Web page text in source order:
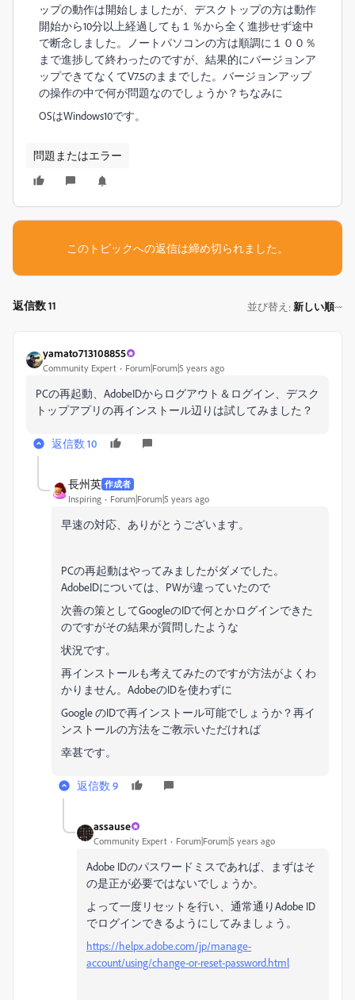
ップの動作は開始しましたが、デスクトップの方は動作
開始から10分以上経過しても １％から全く進捗せず途中
で断念しました。ノートパソコンの方は順調に１００％
まで進捗して終わったのですが、結果的にバージョンア
ップできてなくてV7.5のままでした。バージョンアップ
の操作の中で何が問題なのでしょうか？ちなみに
OSはWindows10です。
問題またはエラー
このトピックへの返信は締め切られました。
返信数 11 並び替え : 新しい順
yamato713108855
Community Expert Forum|Forum|5 years ago
PCの再起動、AdobeIDからログアウト＆ログイン、デスク
トップアプリの再インストール辺りは試してみました？
返信数 10
長州英 作成者
Inspiring Forum|Forum|5 years ago
早速の対応、ありがとうございます。
PCの再起動はやってみましたがダメでした。
AdobeIDについては、PWが違っていたので
次善の策としてGoogleのIDで何とかログインできた
のですがその結果が質問したような
状況です。
再インストールも考えてみたのですが方法がよくわ
かりません。AdobeのIDを使わずに
Google のIDで再インストール可能でしょうか？再イ
ンストールの方法をご教示いただければ
幸甚です。
返信数 9
assause
Community Expert Forum|Forum|5 years ago
Adobe IDのパスワードミスであれば、まずはそ
の是正が必要ではないでしょうか。
よって一度リセットを行い、通常通りAdobe ID
でログインできるようにしてみましょう。
https://helpx.adobe.com/jp/manage-
account/using/change-or-reset-password.html